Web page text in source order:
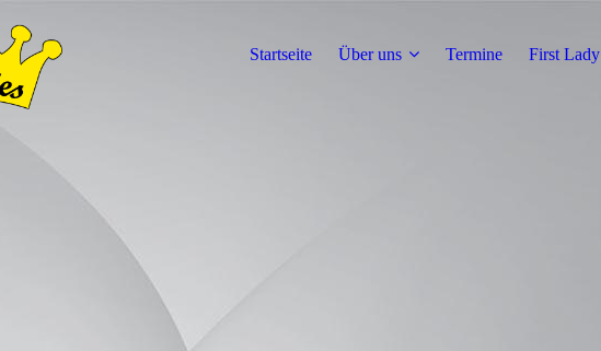
Startseite Über uns Termine First Lady